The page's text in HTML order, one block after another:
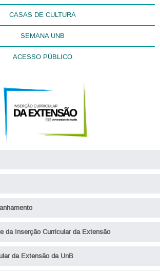
CASAS DE CULTURA
SEMANA UNB
ACESSO PÚBLICO
da Inserção Curricular da Extensão
da Extensão da UnB